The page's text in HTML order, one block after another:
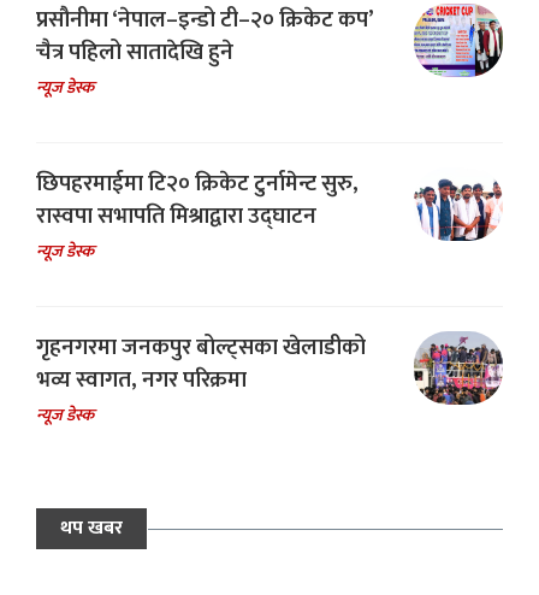
प्रसौनीमा ‘नेपाल–इन्डो टी–२० क्रिकेट कप’
चैत्र पहिलो सातादेखि हुने
न्यूज डेस्क
छिपहरमाईमा टि२० क्रिकेट टुर्नामेन्ट सुरु,
रास्वपा सभापति मिश्राद्वारा उद्घाटन
न्यूज डेस्क
गृहनगरमा जनकपुर बोल्ट्सका खेलाडीको
भव्य स्वागत, नगर परिक्रमा
न्यूज डेस्क
थप खबर